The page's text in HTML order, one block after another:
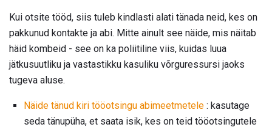
Kui otsite tööd, siis tuleb kindlasti alati tänada neid, kes on
pakkunud kontakte ja abi. Mitte ainult see näide, mis näitab
häid kombeid - see on ka poliitiline viis, kuidas luua
jätkusuutliku ja vastastikku kasuliku võrguressursi jaoks
tugeva aluse.
Näide tänud kiri tööotsingu abimeetmetele : kasutage
seda tänupüha, et saata isik, kes on teid tööotsingutele